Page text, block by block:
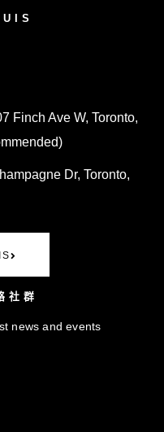
UIS
Finch Ave W, Toronto,
Dr, Toronto,
社群
news and events